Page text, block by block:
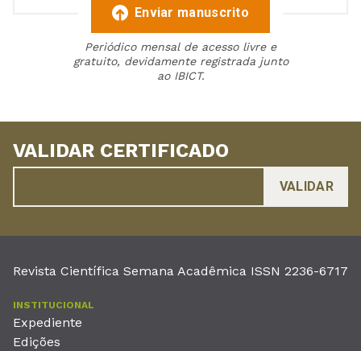
Enviar manuscrito
Periódico mensal de acesso livre e
gratuito, devidamente registrada junto
ao IBICT.
VALIDAR CERTIFICADO
Revista Científica Semana Acadêmica ISSN 2236-6717
INSTITUCIONAL
Expediente
Edições